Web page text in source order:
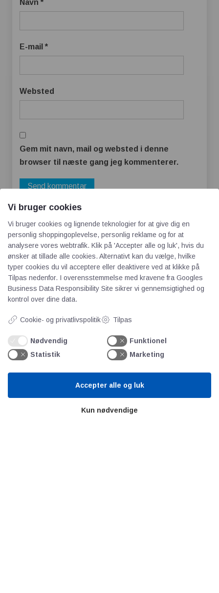
Navn *
E-mail *
Websted
Gem mit navn, mail og websted i denne
browser til næste gang jeg kommenterer.
AOT
Priser
Kontakt
Persondata
Vi bruger cookies
Vi bruger cookies og lignende teknologier for at give dig en
personlig shoppingoplevelse, personlig reklame og for at
analysere vores webtrafik. Klik på 'Accepter alle og luk', hvis du
ønsker at tillade alle cookies. Alternativt kan du vælge, hvilke
typer cookies du vil acceptere eller deaktivere ved at klikke på
Tilpas nedenfor. I overensstemmelse med kravene fra Googles
Business Data Responsibility Site sikrer vi gennemsigtighed og
kontrol over dine data.
Cookie- og privatlivspolitik Tilpas
Nødvendig
Funktionel
Statistik
Marketing
Kun nødvendige
Accepter alle og luk